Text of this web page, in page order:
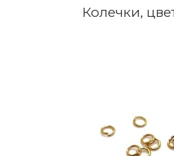
Колечки,